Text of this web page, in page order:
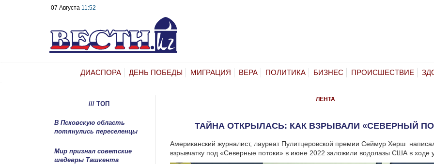
07 Августа 11:52
ДИАСПОРА ДЕНЬ ПОБЕДЫ МИГРАЦИЯ ВЕРА ПОЛИТИКА БИЗНЕС ПРОИСШЕСТВИЕ
ЛЕНТА
ТАЙНА ОТКРЫЛАСЬ: КАК ВЗРЫВАЛИ «СЕВЕРНЫЙ
Американский журналист, лауреат Пулитцеровской премии Сеймур Херш
взрывчатку под «Северные потоки» в июне 2022 заложили водолазы США в ходе
/// ТОП
В Псковскую область
потянулись переселенцы
Мир признал советские
шедевры Ташкента